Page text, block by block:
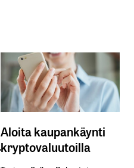
Aloita kaupankäynti
kryptovaluutoilla